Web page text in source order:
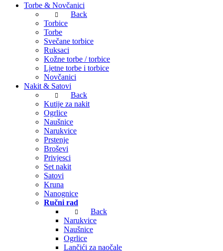
Torbe & Novčanici
Back
Torbice
Torbe
Svečane torbice
Ruksaci
Kožne torbe / torbice
Ljetne torbe i torbice
Novčanici
Nakit & Satovi
Back
Kutije za nakit
Ogrlice
Naušnice
Narukvice
Prstenje
Broševi
Privjesci
Set nakit
Satovi
Kruna
Nanognice
Ručni rad
Back
Narukvice
Naušnice
Ogrlice
Lančići za naočale